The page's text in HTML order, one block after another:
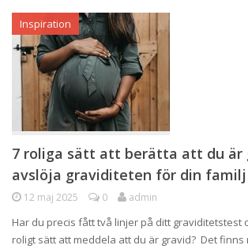
Inspiration
7 roliga sätt att berätta att du är
avslöja graviditeten för din familj
12 maj 2025 0 admin
Har du precis fått två linjer på ditt graviditetstest
roligt sätt att meddela att du är gravid? Det finns